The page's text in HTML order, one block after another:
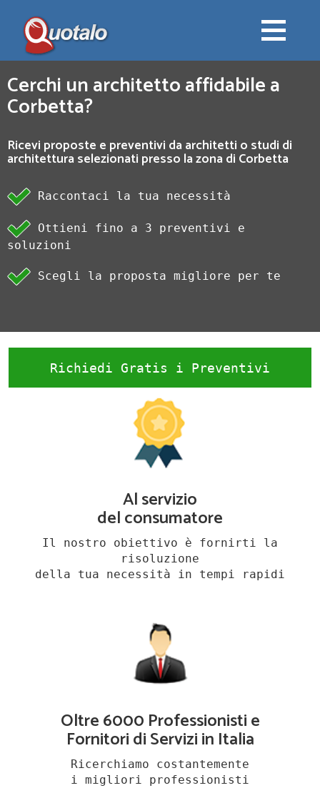
Cerchi un architetto affidabile a
Corbetta?
Ricevi proposte e preventivi da architetti o studi di
architettura selezionati presso la zona di Corbetta
Raccontaci la tua necessità
Ottieni fino a 3 preventivi e
soluzioni
Scegli la proposta migliore per te
Richiedi Gratis i Preventivi
Al servizio
del consumatore
Il nostro obiettivo è fornirti la
risoluzione
della tua necessità in tempi rapidi
Oltre 6000 Professionisti e
Fornitori di Servizi in Italia
Ricerchiamo costantemente
i migliori professionisti